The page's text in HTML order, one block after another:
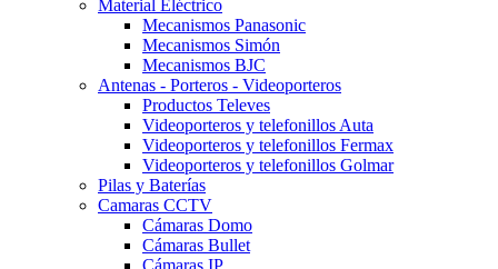
Material Eléctrico
Mecanismos Panasonic
Mecanismos Simón
Mecanismos BJC
Antenas - Porteros - Videoporteros
Productos Televes
Videoporteros y telefonillos Auta
Videoporteros y telefonillos Fermax
Videoporteros y telefonillos Golmar
Pilas y Baterías
Camaras CCTV
Cámaras Domo
Cámaras Bullet